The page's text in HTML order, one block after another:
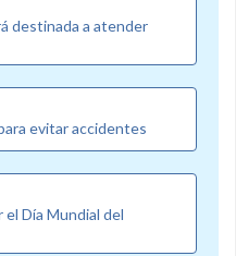
destinada a atender
evitar accidentes
Día Mundial del